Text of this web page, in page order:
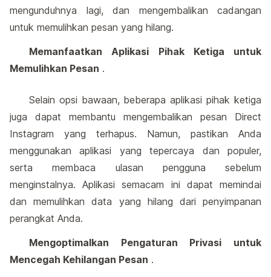
mengunduhnya lagi, dan mengembalikan cadangan
untuk memulihkan pesan yang hilang.
Memanfaatkan Aplikasi Pihak Ketiga untuk
Memulihkan Pesan .
Selain opsi bawaan, beberapa aplikasi pihak ketiga
juga dapat membantu mengembalikan pesan Direct
Instagram yang terhapus. Namun, pastikan Anda
menggunakan aplikasi yang tepercaya dan populer,
serta membaca ulasan pengguna sebelum
menginstalnya. Aplikasi semacam ini dapat memindai
dan memulihkan data yang hilang dari penyimpanan
perangkat Anda.
Mengoptimalkan Pengaturan Privasi untuk
Mencegah Kehilangan Pesan .